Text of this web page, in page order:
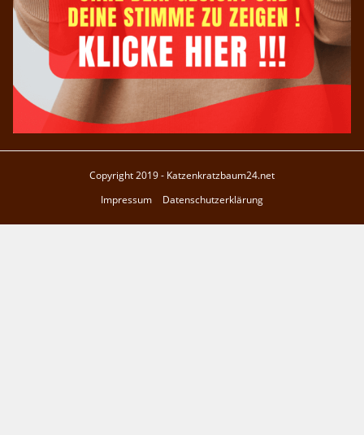
Copyright 2019 - Katzenkratzbaum24.net
Impressum
Datenschutzerklärung